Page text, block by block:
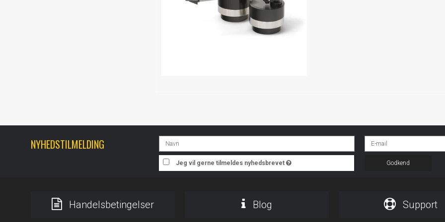
NYHEDSTILMELDING
Jeg vil gerne tilmeldes nyhedsbrevet Godkend
Handelsbetingelser Blog Support